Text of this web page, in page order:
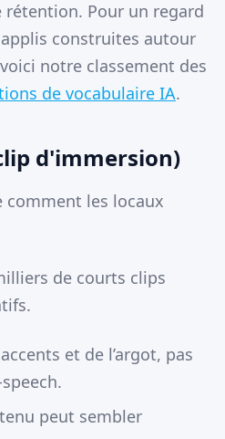
rétention. Pour un regard
construites autour
notre classement des
de vocabulaire IA.
d'immersion)
comment les locaux
de courts clips
et de l’argot, pas
peut sembler